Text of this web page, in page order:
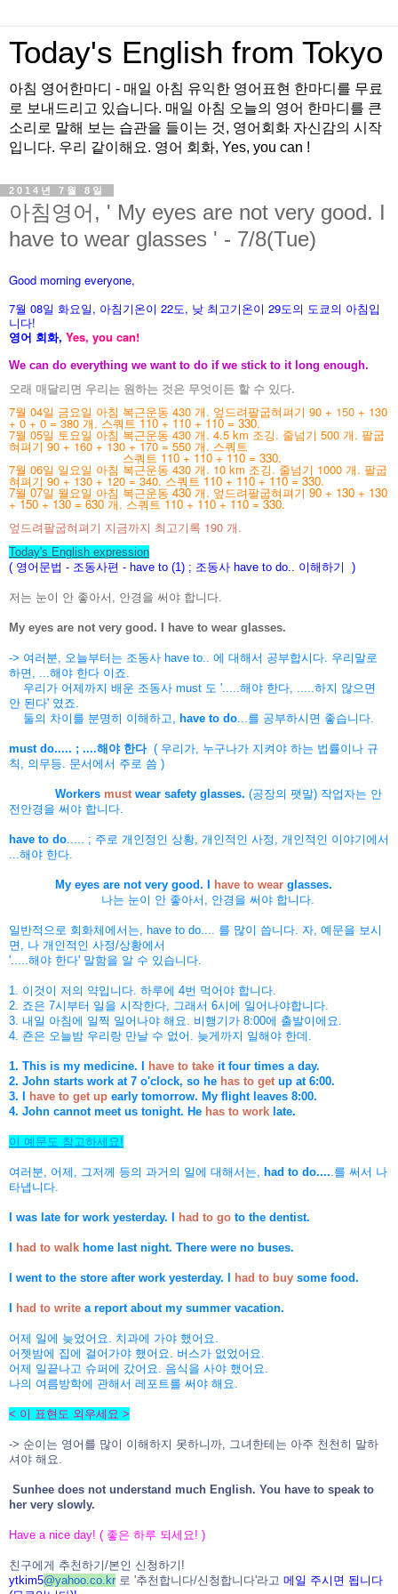
Today's English from Tokyo
아침 영어한마디 - 매일 아침 유익한 영어표현 한마디를 무료
로 보내드리고 있습니다. 매일 아침 오늘의 영어 한마디를 큰
소리로 말해 보는 습관을 들이는 것, 영어회화 자신감의 시작
입니다. 우리 같이해요. 영어 회화, Yes, you can !
2014년 7월 8일
아침영어, ' My eyes are not very good. I
have to wear glasses ' - 7/8(Tue)
Good morning everyone,
7월 08일 화요일, 아침기온이 22도, 낮 최고기온이 29도의 도쿄의 아침입
니다!
영어 회화, Yes, you can!
We can do everything we want to do if we stick to it long enough.
오래 매달리면 우리는 원하는 것은 무엇이든 할 수 있다.
7월 04일 금요일 아침 복근운동 430 개. 엎드려팔굽혀펴기 90 + 150 + 130
+ 0 + 0 = 380 개. 스쿼트 110 + 110 + 110 = 330.
7월 05일 토요일 아침 복근운동 430 개. 4.5 km 조깅. 줄넘기 500 개. 팔굽
혀펴기 90 + 160 + 130 + 170 = 550 개. 스쿼트
스쿼트 110 + 110 + 110 = 330.
7월 06일 일요일 아침 복근운동 430 개. 10 km 조깅. 줄넘기 1000 개. 팔굽
혀펴기 90 + 130 + 120 = 340.스쿼트 110 + 110 + 110 = 330.
7월 07일 월요일 아침 복근운동 430 개. 엎드려팔굽혀펴기 90 + 130 + 130
+ 150 + 130 = 630 개. 스쿼트 110 + 110 + 110 = 330.
엎드려팔굽혀펴기 지금까지 최고기록 190 개.
Today's English expression
( 영어문법 - 조동사편 - have to (1) ; 조동사 have to do.. 이해하기 )
저는 눈이 안 좋아서, 안경을 써야 합니다.
My eyes are not very good. I have to wear glasses.
-> 여러분, 오늘부터는 조동사 have to.. 에 대해서 공부합시다. 우리말로
하면, ...해야 한다 이죠.
우리가 어제까지 배운 조동사 must 도 '.....해야 한다, .....하지 않으면
안 된다' 였죠.
둘의 차이를 분명히 이해하고,
have to do ...를 공부하시면 좋습니다.
must do..... ; ....해야 한다 ( 우리가, 누구나가 지켜야 하는 법률이나 규
칙, 의무등. 문서에서 주로 씀 )
Workers must wear safety glasses. (공장의 팻말) 작업자는 안
전안경을 써야 합니다.
have to do ..... ; 주로 개인정인 상황, 개인적인 사정, 개인적인 이야기에서
...해야 한다.
My eyes are not very good. I have to wear glasses.
나는 눈이 안 좋아서, 안경을 써야 합니다.
일반적으로 회화체에서는, have to do.... 를 많이 씁니다. 자, 예문을 보시
면, 나 개인적인 사정/상황에서
'.....해야 한다' 말함을 알 수 있습니다.
1.
이것이 저의 약입니다. 하루에 4번 먹어야 합니다.
2. 죠은 7시부터 일을 시작한다, 그래서 6시에 일어나야합니다.
3. 내일 아침에 일찍 일어나야 해요. 비행기가 8:00에 출발이에요.
4. 죤은 오늘밤 우리랑 만날 수 없어. 늦게까지 일해야 한데.
1. This is my medicine. I have to take it four times a day.
2. John starts work at 7 o'clock, so he has to get up at 6:00.
3. I
have to get up early tomorrow. My flight leaves 8:00.
4. John cannot meet us tonight. He has to work late.
이 예문도 참고하세요!
여러분, 어제, 그저께 등의 과거의 일에 대해서는, had to do.... .를 써서 나
타냅니다.
I was late for work yesterday. I had to go to the dentist.
had to walk home last night. There were no buses.
I went to the store after work yesterday. I had to buy some food.
had to write a report about my summer vacation.
어제 일에 늦었어요. 치과에 가야 했어요.
어젯밤에 집에 걸어가야 했어요. 버스가 없었어요.
어제 일끝나고 슈퍼에 갔어요. 음식을 사야 했어요.
나의 여름방학에 관해서 레포트를 써야 해요.
< 이 표현도 외우세요 >
-> 순이는 영어를 많이 이해하지 못하니까, 그녀한테는 아주 천천히 말하
셔야 해요.
Sunhee does not understand much English. You have to speak to
her very slowly.
Have a nice day! ( 좋은 하루 되세요! )
친구에게 추천하기/본인 신청하기!
ytkim5@yahoo.co.kr 로 '추천합니다/신청합니다'라고 메일 주시면 됩니다